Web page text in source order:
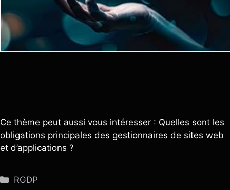
Ce thème peut aussi vous intéresser : Quelles sont les
obligations principales des gestionnaires de sites web
et d’applications ?
Catégories
RGDP